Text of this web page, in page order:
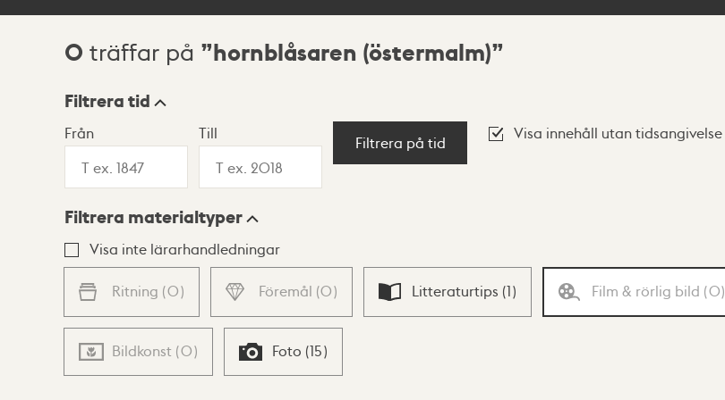
Sökresultat
0 träffar på hornblåsaren (östermalm)
Visningsläge
Lista Karta
Filtrera tid
Från Till
Filtrera på tid
Visa innehåll utan tidsangivelse
Filtrera materialtyper
Visa inte lärarhandledningar
Ritning (0) Föremål (0) Litteraturtips (1) Film & rörlig bild (0)
Bildkonst (0) Foto (15)